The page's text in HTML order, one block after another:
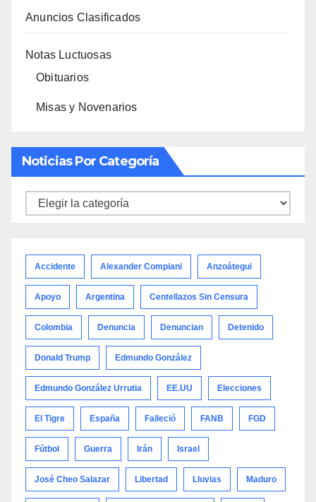
Anuncios Clasificados
Notas Luctuosas
Obituarios
Misas y Novenarios
Noticias Por Categoría
Noticias
Accidente Alexander Compiani Anzoátegui
Apoyo Argentina Centellazos Sin Censura
Colombia Denuncia Denuncian Detenido
Donald Trump Edmundo González
Edmundo González Urrutia EE.UU Elecciones
El Tigre España Falleció FANB FGD
Fútbol Guerra Irán Israel
José Cheo Salazar Libertad Lluvias Maduro